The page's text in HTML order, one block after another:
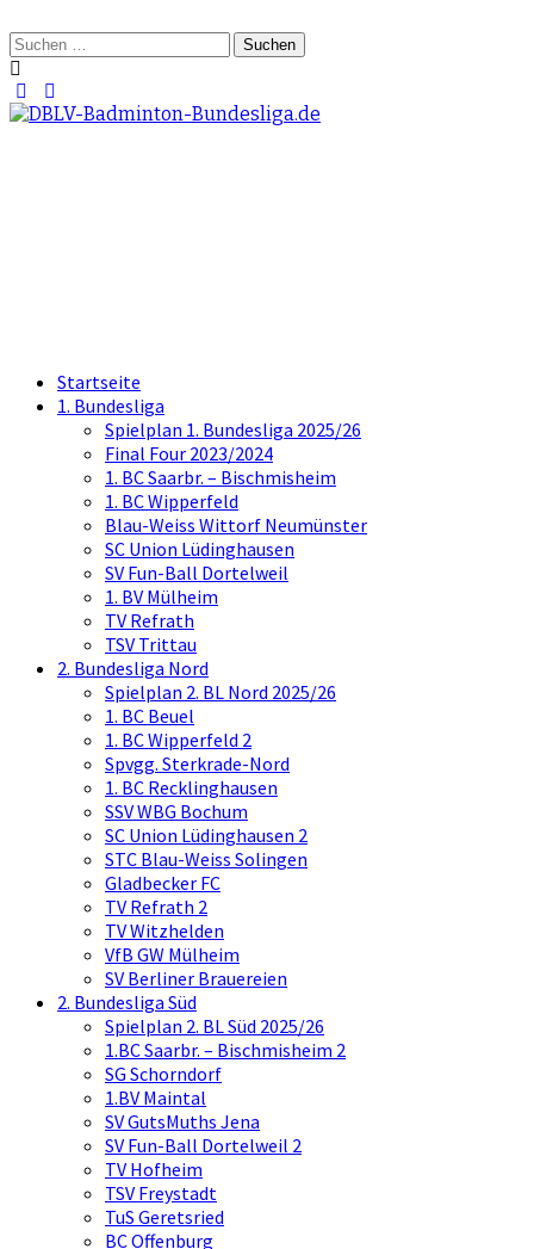
zum
Inhalt
Suchen
nach:
Startseite
1. Bundesliga
Spielplan 1. Bundesliga 2025/26
Final Four 2023/2024
1. BC Saarbr. – Bischmisheim
1. BC Wipperfeld
Blau-Weiss Wittorf Neumünster
SC Union Lüdinghausen
SV Fun-Ball Dortelweil
1. BV Mülheim
TV Refrath
TSV Trittau
2. Bundesliga Nord
Spielplan 2. BL Nord 2025/26
1. BC Beuel
1. BC Wipperfeld 2
Spvgg. Sterkrade-Nord
1. BC Recklinghausen
SSV WBG Bochum
SC Union Lüdinghausen 2
STC Blau-Weiss Solingen
Gladbecker FC
TV Refrath 2
TV Witzhelden
VfB GW Mülheim
SV Berliner Brauereien
2. Bundesliga Süd
Spielplan 2. BL Süd 2025/26
1.BC Saarbr. – Bischmisheim 2
SG Schorndorf
1.BV Maintal
SV GutsMuths Jena
SV Fun-Ball Dortelweil 2
TV Hofheim
TSV Freystadt
TuS Geretsried
BC Offenburg